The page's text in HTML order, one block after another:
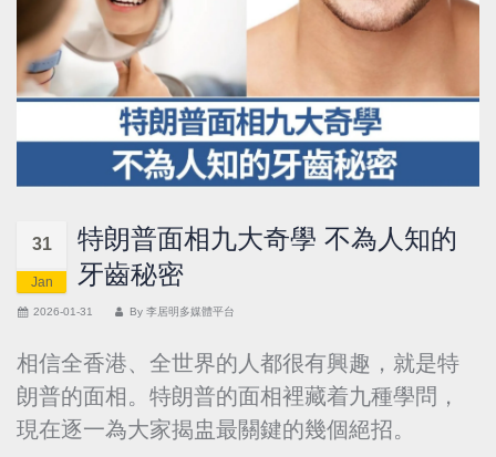
31
Jan
特朗普面相九大奇學 不為人知的
牙齒秘密
2026-01-31 By 李居明多媒體平台
相信全香港、全世界的人都很有興趣，就是特
朗普的面相。特朗普的面相裡藏着九種學問，
現在逐一為大家揭盅最關鍵的幾個絕招。